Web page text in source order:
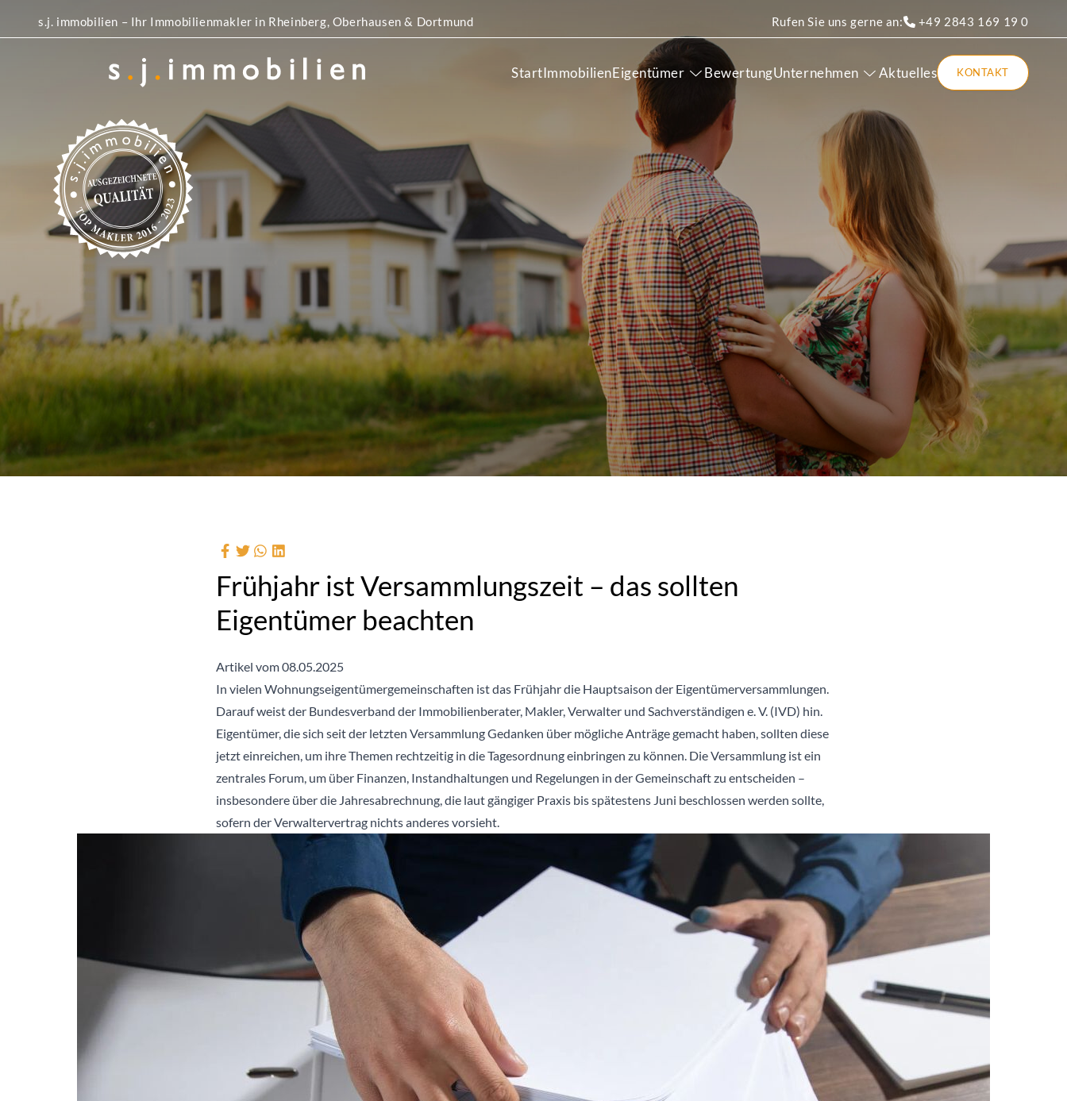
s.j. immobilien – Ihr Immobilienmakler in Rheinberg, Oberhausen & Dortmund Rufen Sie uns gerne an: +49 2843 169 19 0
StartImmobilienEigentümer BewertungUnternehmen Aktuelles KONTAKT
Frühjahr ist Versammlungszeit – das sollten
Eigentümer beachten
Artikel vom 08.05.2025
In vielen Wohnungseigentümergemeinschaften ist das Frühjahr die Hauptsaison der Eigentümerversammlungen.
Darauf weist der Bundesverband der Immobilienberater, Makler, Verwalter und Sachverständigen e. V. (IVD) hin.
Eigentümer, die sich seit der letzten Versammlung Gedanken über mögliche Anträge gemacht haben, sollten diese
jetzt einreichen, um ihre Themen rechtzeitig in die Tagesordnung einbringen zu können. Die Versammlung ist ein
zentrales Forum, um über Finanzen, Instandhaltungen und Regelungen in der Gemeinschaft zu entscheiden –
insbesondere über die Jahresabrechnung, die laut gängiger Praxis bis spätestens Juni beschlossen werden sollte,
sofern der Verwaltervertrag nichts anderes vorsieht.